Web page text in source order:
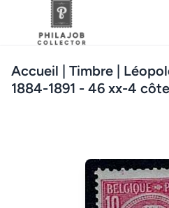
Accueil | Timbre |
1884-1891 - 46 xx-4